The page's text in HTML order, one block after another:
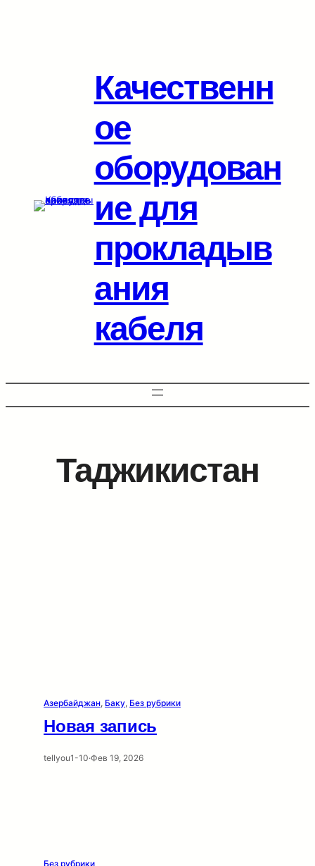
Качественн
ое
оборудован
ие для
прокладыв
ания
кабеля
Таджикистан
Азербайджан, Баку, Без рубрики
Новая запись
tellyou1-10·Фев 19, 2026
Без рубрики